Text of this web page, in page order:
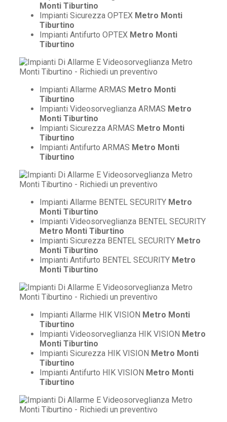
Monti Tiburtino
Impianti Sicurezza OPTEX Metro Monti
Tiburtino
Impianti Antifurto OPTEX Metro Monti
Tiburtino
Impianti Allarme ARMAS Metro Monti
Tiburtino
Impianti Videosorveglianza ARMAS Metro
Monti Tiburtino
Impianti Sicurezza ARMAS Metro Monti
Tiburtino
Impianti Antifurto ARMAS Metro Monti
Tiburtino
Impianti Allarme BENTEL SECURITY Metro
Monti Tiburtino
Impianti Videosorveglianza BENTEL SECURITY
Metro Monti Tiburtino
Impianti Sicurezza BENTEL SECURITY Metro
Monti Tiburtino
Impianti Antifurto BENTEL SECURITY Metro
Monti Tiburtino
Impianti Allarme HIK VISION Metro Monti
Tiburtino
Impianti Videosorveglianza HIK VISION Metro
Monti Tiburtino
Impianti Sicurezza HIK VISION Metro Monti
Tiburtino
Impianti Antifurto HIK VISION Metro Monti
Tiburtino